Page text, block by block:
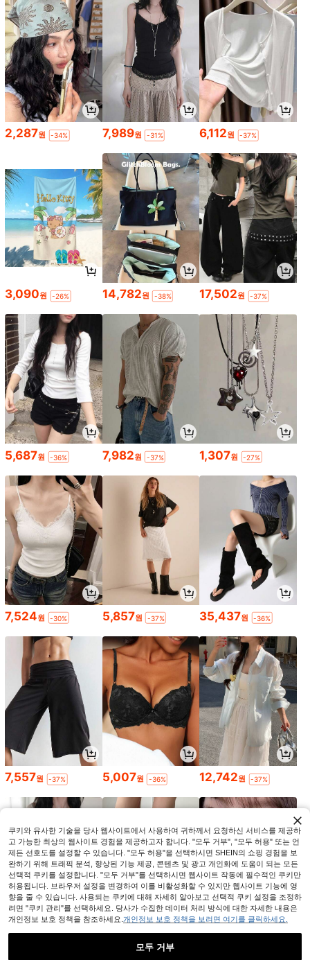
2,287원 -34% 7,989원 -31% 6,112원 -37%
3,090원 -26% 14,782원 -38% 17,502원 -37%
5,687원 -36% 7,982원 -37% 1,307원 -27%
7,524원 -30% 5,857원 -37% 35,437원 -36%
7,557원 -37% 5,007원 -36% 12,742원 -37%
8,726
쿠키와 유사한 기술을 당사 웹사이트에서 사용하여 귀하께서 요청하신 서비스를 제공하
고 가능한 최상의 웹사이트 경험을 제공하고자 합니다. "모두 거부", "모두 허용" 또는 언
제든 선호도를 설정할 수 있습니다. "모두 허용"을 선택하시면 SHEIN의 쇼핑 경험을 보
완하기 위해 트래픽 분석, 향상된 기능 제공, 콘텐츠 및 광고 개인화에 도움이 되는 모든
선택적 쿠키를 설정합니다. "모두 거부"를 선택하시면 웹사이트 작동에 필수적인 쿠키만
허용됩니다. 브라우저 설정을 변경하여 이를 비활성화할 수 있지만 웹사이트 기능에 영
향을 줄 수 있습니다. 사용되는 쿠키에 대해 자세히 알아보고 선택적 쿠키 설정을 조정하
려면 "쿠키 관리"를 선택하세요. 당사가 수집한 데이터 처리 방식에 대한 자세한 내용은
개인정보 보호 정책을 참조하세요. 개인정보 보호 정책을 보려면 여기를 클릭하세요.
모두 거부